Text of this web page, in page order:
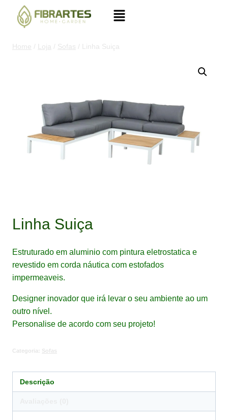
Home / Loja / Sofas / Linha Suiça
Linha Suiça
Estruturado em aluminio com pintura eletrostatica e
revestido em corda náutica com estofados
impermeaveis.
Designer inovador que irá levar o seu ambiente ao um
outro nível.
Personalise de acordo com seu projeto!
Categoria: Sofas
Descrição